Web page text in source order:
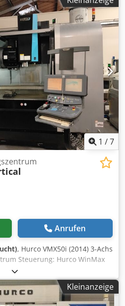
mm 24-fach
Ikqepfx Ak Ueha Späneförderer
1 /7
Anrufen
, Hurco VMX50i (2014) 3-Achs
Steuerung: Hurco WinMax
Achse Verfahrweg: 1270 mm Y-
Cedpfx Aoyx H Rtek Uoha Z-
Tischgröße: 1500 x 660 mm
2000 kg
Kleinanzeige